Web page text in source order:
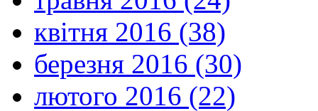
квітня 2016 (38)
березня 2016 (30)
лютого 2016 (22)